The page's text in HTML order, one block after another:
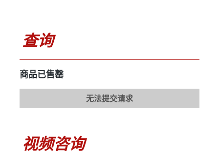
查询
商品已售罄
无法提交请求
视频咨询